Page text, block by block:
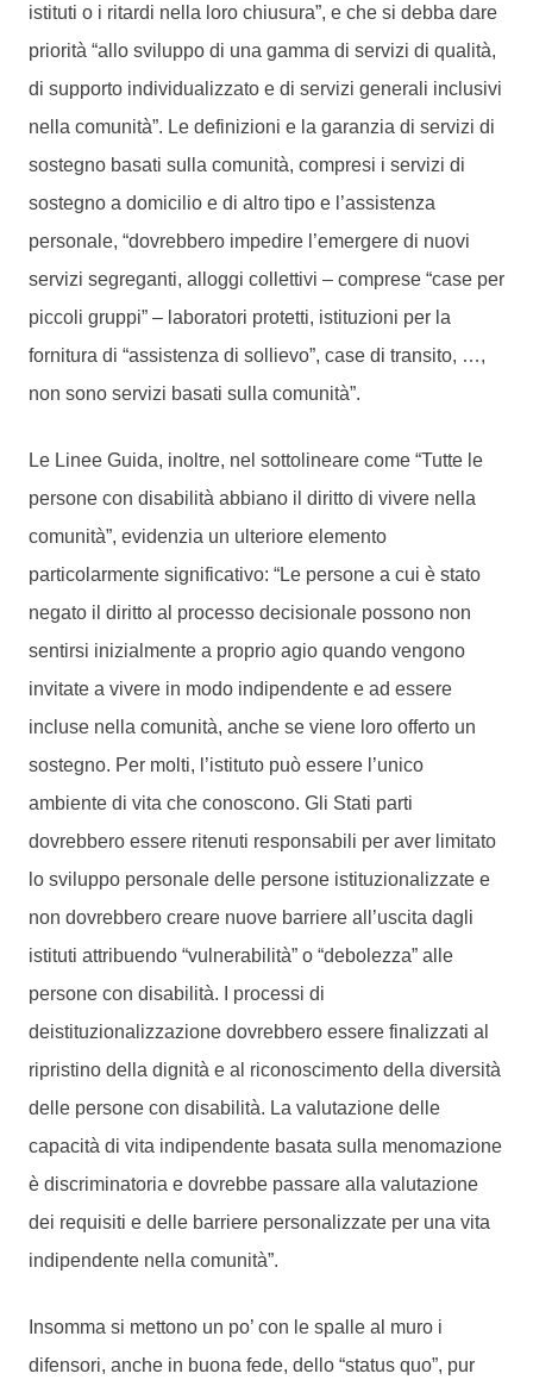
istituti o i ritardi nella loro chiusura”, e che si debba dare
priorità “allo sviluppo di una gamma di servizi di qualità,
di supporto individualizzato e di servizi generali inclusivi
nella comunità”. Le definizioni e la garanzia di servizi di
sostegno basati sulla comunità, compresi i servizi di
sostegno a domicilio e di altro tipo e l’assistenza
personale, “dovrebbero impedire l’emergere di nuovi
servizi segreganti, alloggi collettivi – comprese “case per
piccoli gruppi” – laboratori protetti, istituzioni per la
fornitura di “assistenza di sollievo”, case di transito, …,
non sono servizi basati sulla comunità”.
Le Linee Guida, inoltre, nel sottolineare come “Tutte le
persone con disabilità abbiano il diritto di vivere nella
comunità”, evidenzia un ulteriore elemento
particolarmente significativo: “Le persone a cui è stato
negato il diritto al processo decisionale possono non
sentirsi inizialmente a proprio agio quando vengono
invitate a vivere in modo indipendente e ad essere
incluse nella comunità, anche se viene loro offerto un
sostegno. Per molti, l’istituto può essere l’unico
ambiente di vita che conoscono. Gli Stati parti
dovrebbero essere ritenuti responsabili per aver limitato
lo sviluppo personale delle persone istituzionalizzate e
non dovrebbero creare nuove barriere all’uscita dagli
istituti attribuendo “vulnerabilità” o “debolezza” alle
persone con disabilità. I processi di
deistituzionalizzazione dovrebbero essere finalizzati al
ripristino della dignità e al riconoscimento della diversità
delle persone con disabilità. La valutazione delle
capacità di vita indipendente basata sulla menomazione
è discriminatoria e dovrebbe passare alla valutazione
dei requisiti e delle barriere personalizzate per una vita
indipendente nella comunità”.
Insomma si mettono un po’ con le spalle al muro i
difensori, anche in buona fede, dello “status quo”, pur